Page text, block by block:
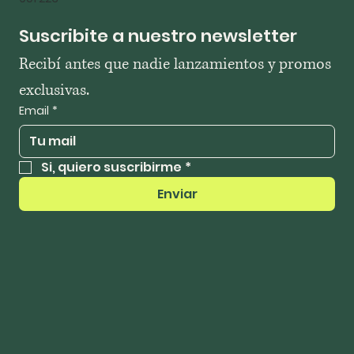
Suscribite a nuestro newsletter
Recibí antes que nadie lanzamientos y promos
exclusivas.
Email *
Si, quiero suscribirme *
Enviar